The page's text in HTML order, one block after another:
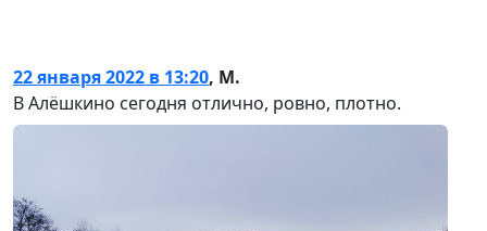
22 января 2022 в 13:20, М.
В Алёшкино сегодня отлично, ровно, плотно.